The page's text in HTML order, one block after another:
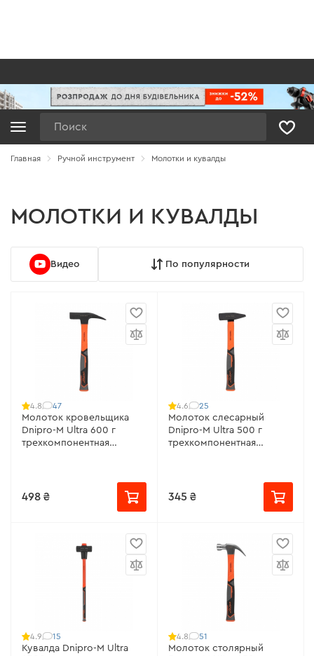
Главная Ручной инструмент Молотки и кувалды
МОЛОТКИ И КУВАЛДЫ
Видео По популярности
4.8 47
Молоток кровельщика
Dnipro-M Ultra 600 г
трехкомпонентная
498 ₴
4.6 25
Молоток слесарный
Dnipro-M Ultra 500 г
трехкомпонентная
345 ₴
4.9 15
Кувалда Dnipro-M Ultra
4.8 51
Молоток столярный